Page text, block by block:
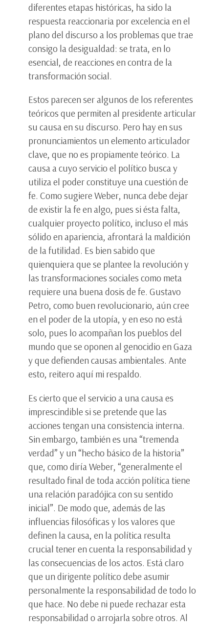
diferentes etapas históricas, ha sido la
respuesta reaccionaria por excelencia en el
plano del discurso a los problemas que trae
consigo la desigualdad: se trata, en lo
esencial, de reacciones en contra de la
transformación social.
Estos parecen ser algunos de los referentes
teóricos que permiten al presidente articular
su causa en su discurso. Pero hay en sus
pronunciamientos un elemento articulador
clave, que no es propiamente teórico. La
causa a cuyo servicio el político busca y
utiliza el poder constituye una cuestión de
fe. Como sugiere Weber, nunca debe dejar
de existir la fe en algo, pues si ésta falta,
cualquier proyecto político, incluso el más
sólido en apariencia, afrontará la maldición
de la futilidad. Es bien sabido que
quienquiera que se plantee la revolución y
las transformaciones sociales como meta
requiere una buena dosis de fe. Gustavo
Petro, como buen revolucionario, aún cree
en el poder de la utopía, y en eso no está
solo, pues lo acompañan los pueblos del
mundo que se oponen al genocidio en Gaza
y que defienden causas ambientales. Ante
esto, reitero aquí mi respaldo.
Es cierto que el servicio a una causa es
imprescindible si se pretende que las
acciones tengan una consistencia interna.
Sin embargo, también es una “tremenda
verdad” y un “hecho básico de la historia”
que, como diría Weber, “generalmente el
resultado final de toda acción política tiene
una relación paradójica con su sentido
inicial”. De modo que, además de las
influencias filosóficas y los valores que
definen la causa, en la política resulta
crucial tener en cuenta la responsabilidad y
las consecuencias de los actos. Está claro
que un dirigente político debe asumir
personalmente la responsabilidad de todo lo
que hace. No debe ni puede rechazar esta
responsabilidad o arrojarla sobre otros. Al